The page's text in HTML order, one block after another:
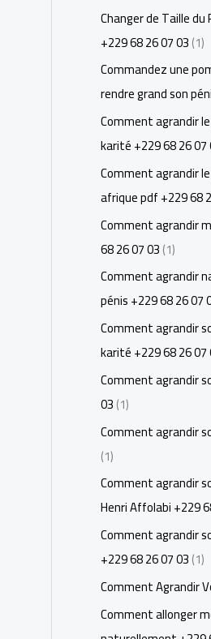
Changer de Taille du
+229 68 26 07 03(1)
Commandez une
rendre grand son
Comment agrandir
karité +229 68 26 07
Comment agrandir
afrique pdf +229 68
Comment agrandir
68 26 07 03(1)
Comment agrandir
pénis +229 68 26 07
Comment agrandir
karité +229 68 26 07
Comment agrandir
03(1)
Comment agrandir
(1)
Comment agrandir
Henri Affolabi +229
Comment agrandir
+229 68 26 07 03(1)
Comment Agrandir
Comment allonger